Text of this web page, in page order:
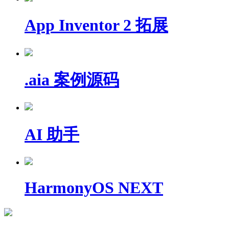
App Inventor 2 拓展
.aia 案例源码
AI 助手
HarmonyOS NEXT